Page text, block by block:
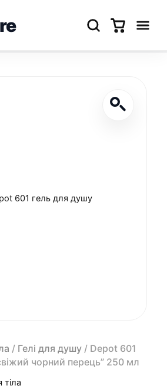
/ Гелі для душу / Depot 601
чорний перець” 250 мл
тіла